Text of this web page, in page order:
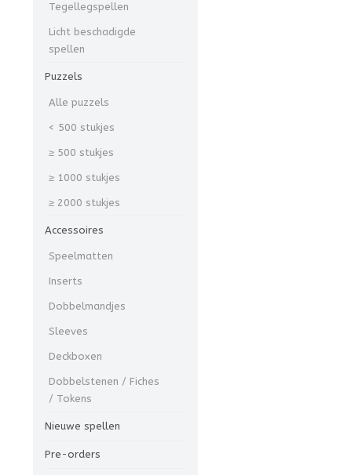
Tegellegspellen
Licht beschadigde
spellen
Puzzels
Alle puzzels
< 500 stukjes
≥ 500 stukjes
≥ 1000 stukjes
≥ 2000 stukjes
Accessoires
Speelmatten
Inserts
Dobbelmandjes
Sleeves
Deckboxen
Dobbelstenen / Fiches
/ Tokens
Nieuwe spellen
Pre-orders